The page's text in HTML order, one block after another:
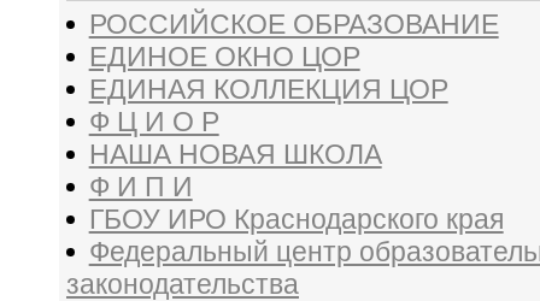
РОССИЙСКОЕ ОБРАЗОВАНИЕ
ЕДИНОЕ ОКНО ЦОР
ЕДИНАЯ КОЛЛЕКЦИЯ ЦОР
Ф Ц И О Р
НАША НОВАЯ ШКОЛА
Ф И П И
ГБОУ ИРО Краснодарского края
Федеральный центр
законодательства